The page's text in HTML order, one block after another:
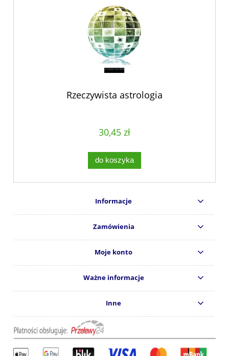
Rzeczywista astrologia
30,45 zł
do koszyka
Informacje
Zamówienia
Moje konto
Ważne informacje
Inne